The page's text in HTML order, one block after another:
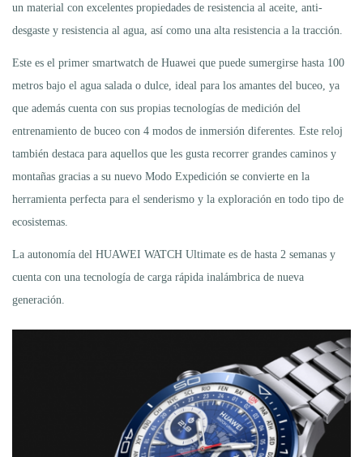
un material con excelentes propiedades de resistencia al aceite, anti-
desgaste y resistencia al agua, así como una alta resistencia a la tracción.
Este es el primer smartwatch de Huawei que puede sumergirse hasta 100
metros bajo el agua salada o dulce, ideal para los amantes del buceo, ya
que además cuenta con sus propias tecnologías de medición del
entrenamiento de buceo con 4 modos de inmersión diferentes. Este reloj
también destaca para aquellos que les gusta recorrer grandes caminos y
montañas gracias a su nuevo Modo Expedición se convierte en la
herramienta perfecta para el senderismo y la exploración en todo tipo de
ecosistemas.
La autonomía del HUAWEI WATCH Ultimate es de hasta 2 semanas y
cuenta con una tecnología de carga rápida inalámbrica de nueva
generación.